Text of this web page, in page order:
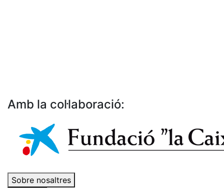
Amb la col·laboració:
Sobre nosaltres